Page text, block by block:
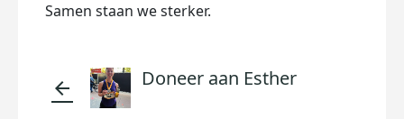
Samen staan we sterker.
arrow_back Doneer aan Esther